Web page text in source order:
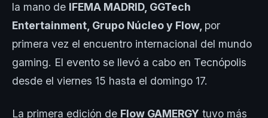
la mano de IFEMA MADRID, GGTech
Entertainment, Grupo Núcleo y Flow, por
primera vez el encuentro internacional del mundo
gaming. El evento se llevó a cabo en Tecnópolis
desde el viernes 15 hasta el domingo 17.
La primera edición de Flow GAMERGY tuvo más